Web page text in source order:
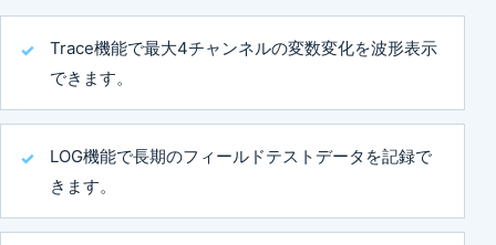
Trace機能で最大4チャンネルの変数変化を波形表示
できます。
LOG機能で長期のフィールドテストデータを記録で
きます。